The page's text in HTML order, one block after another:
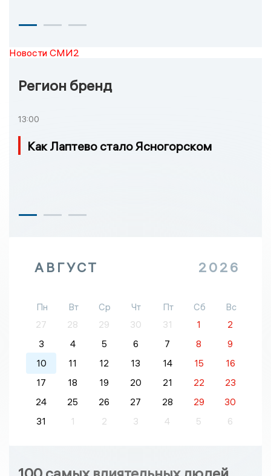
Новости СМИ2
Регион бренд
13:00
Как Лаптево стало Ясногорском
АВГУСТ 2026
Пн Вт Ср Чт Пт Сб
Вс
27
28 29 30 31 1
2
3
4 5 6 7 8
9
10
11 12 13 14 15
16
17
18 19 20 21 22
23
24
25 26 27 28 29
30
31
1 2 3 4 5 6